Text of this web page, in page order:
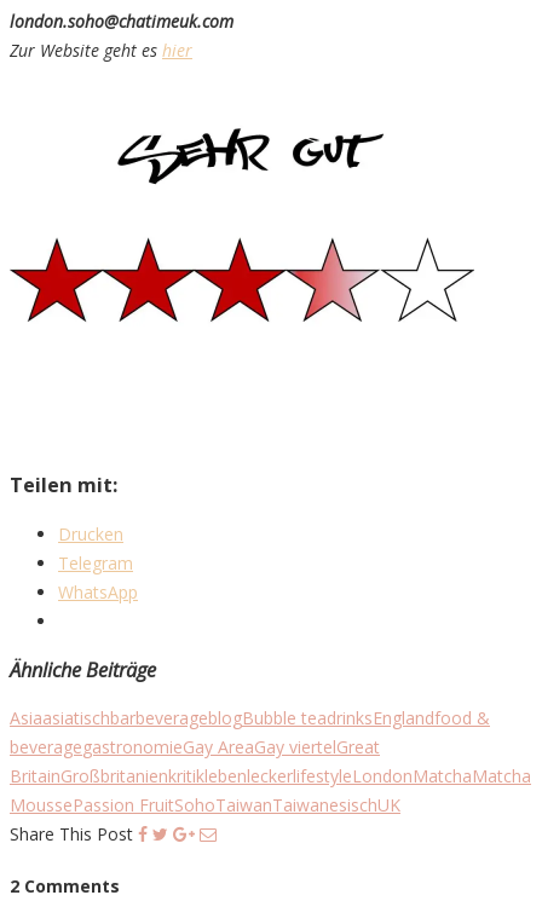
london.soho@chatimeuk.com
Zur Website geht es hier
Teilen mit:
Drucken
Telegram
WhatsApp
Ähnliche Beiträge
AsiaasiatischbarbeverageblogBubble teadrinksEnglandfood &
beveragegastronomieGay AreaGay viertelGreat
BritainGroßbritanienkritiklebenleckerlifestyleLondonMatchaMatcha
MoussePassion FruitSohoTaiwanTaiwanesischUK
Share This Post
2 Comments